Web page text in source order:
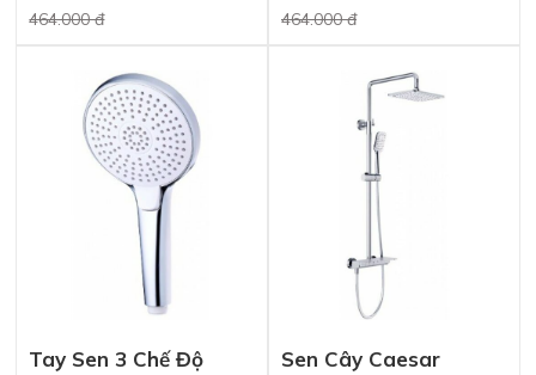
464.000 đ 464.000 đ
Tay Sen 3 Chế Độ
Sen Cây Caesar